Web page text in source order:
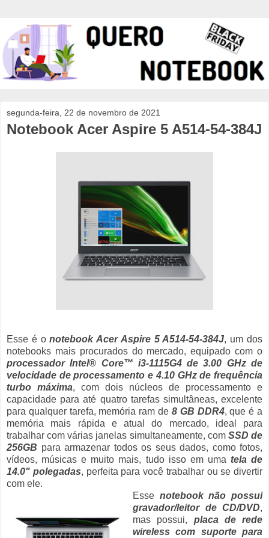
segunda-feira, 22 de novembro de 2021
Notebook Acer Aspire 5 A514-54-384J
Esse é onotebook Acer Aspire 5 A514-54-384J, um dos
notebooks mais procurados do mercado, equipado com o
processador Intel® Core™ i3-1115G4 de 3.00 GHz de
velocidade de processamento e 4.10 GHz de frequência
turbo máxima, com dois núcleos de processamento e
capacidade para até quatro tarefas simultâneas, excelente
para qualquer tarefa, memória ram de 8 GB DDR4, que é a
memória mais rápida e atual do mercado, ideal para
trabalhar com várias janelas simultaneamente, com SSD de
256GB para armazenar todos os seus dados, como fotos,
vídeos, músicas e muito mais, tudo isso em uma tela de
14.0" polegadas, perfeita para você trabalhar ou se divertir
com ele.
Esse notebook não possui
gravador/leitor de CD/DVD,
mas possui, placa de rede
wireless com suporte para